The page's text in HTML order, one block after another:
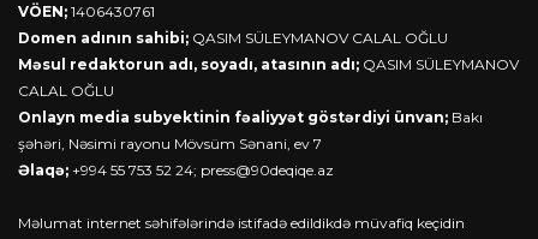
VÖEN; 1406430761
Domen adının sahibi; QASIM SÜLEYMANOV CALAL OĞLU
Məsul redaktorun adı, soyadı, atasının adı; QASIM SÜLEYMANOV
CALAL OĞLU
Onlayn media subyektinin fəaliyyət göstərdiyi ünvan; Bakı
şəhəri, Nəsimi rayonu Mövsüm Sənani, ev 7
Əlaqə; +994 55 753 52 24; press@90deqiqe.az
Məlumat internet səhifələrində istifadə edildikdə müvafiq keçidin